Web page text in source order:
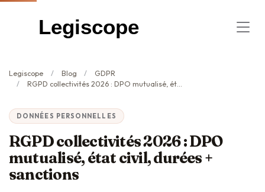
Legiscope
Legiscope Blog
GDPR
RGPD collectivités 2026 : DPO mutualisé, état civil, durées + sanctions
DONNÉES PERSONNELLES
RGPD collectivités 2026 : DPO
mutualisé, état civil, durées +
sanctions